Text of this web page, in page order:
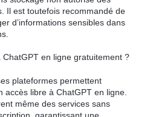
Il est toutefois recommandé de
d’informations sensibles dans
ChatGPT en ligne gratuitement ?
plateformes permettent
accès libre à ChatGPT en ligne.
même des services sans
garantissant une